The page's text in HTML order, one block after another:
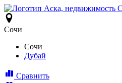
Сочи
Сочи
Дубай
Сравнить